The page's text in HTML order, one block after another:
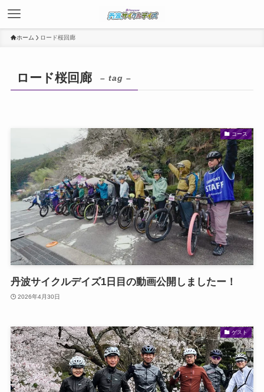
ホーム ロード桜回廊
ロード桜回廊 – tag –
コース
丹波サイクルデイズ1日目の動画公開しましたー！
2026年4月30日
ゲスト